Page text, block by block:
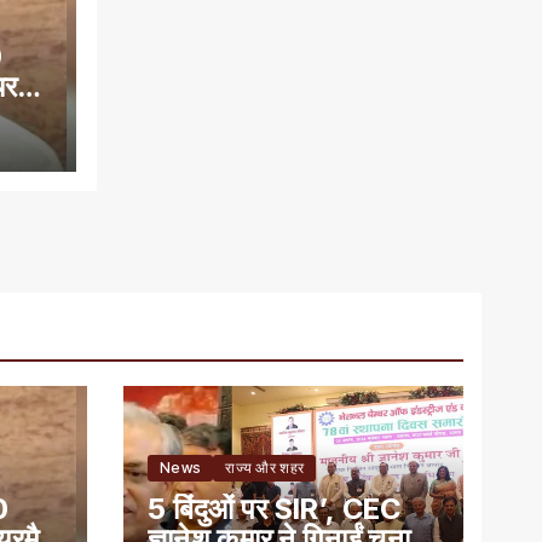
News राज्य और शहर
5 बिंदुओं पर SIR’, CEC